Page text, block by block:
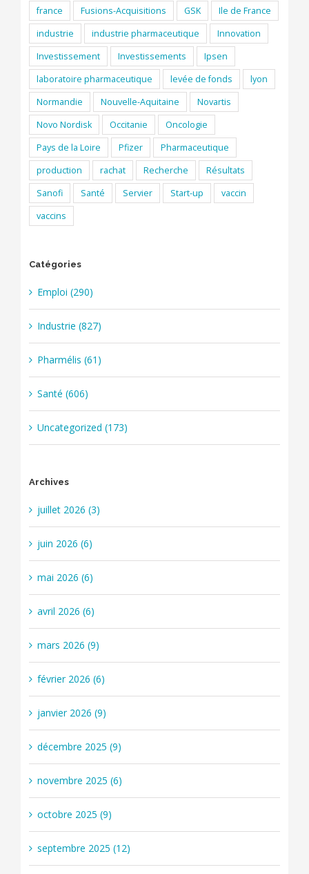
france Fusions-Acquisitions GSK
Ile de France
industrie
industrie pharmaceutique
Innovation
Investissement
Investissements
Ipsen
laboratoire pharmaceutique
levée de fonds
lyon
Normandie
Nouvelle-Aquitaine
Novartis
Novo Nordisk
Occitanie
Oncologie
Pays de la Loire
Pfizer
Pharmaceutique
production
rachat Recherche
Résultats
Sanofi
Santé Servier Start-up
vaccin
vaccins
Catégories
Emploi (290)
Industrie (827)
Pharmélis (61)
Santé (606)
Uncategorized (173)
Archives
juillet 2026 (3)
juin 2026 (6)
mai 2026 (6)
avril 2026 (6)
mars 2026 (9)
février 2026 (6)
janvier 2026 (9)
décembre 2025 (9)
novembre 2025 (6)
octobre 2025 (9)
septembre 2025 (12)